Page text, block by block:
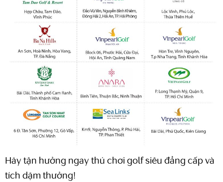
Hãy tận hưởng ngay thú chơi golf siêu đẳng cấp và
tích dặm thưởng!